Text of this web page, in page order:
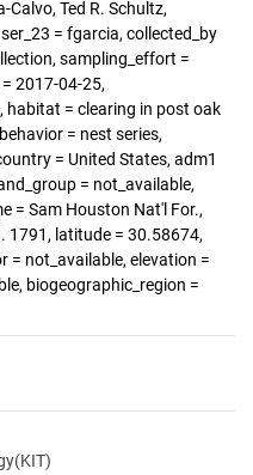
Ted R. Schultz,
= fgarcia, collected_by
sampling_effort =
2017-04-25,
habitat = clearing in post oak
= nest series,
= United States, adm1
= not_available,
= Sam Houston Nat'l For.,
1791, latitude = 30.58674,
= not_available, elevation =
biogeographic_region =